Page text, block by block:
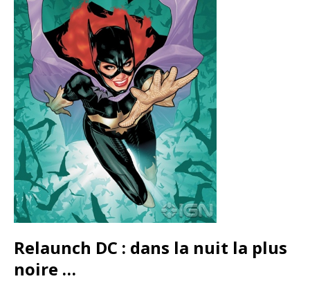
Relaunch DC : dans la nuit la plus
noire …